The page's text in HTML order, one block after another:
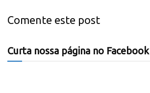
Comente este post
Curta nossa página no Facebook